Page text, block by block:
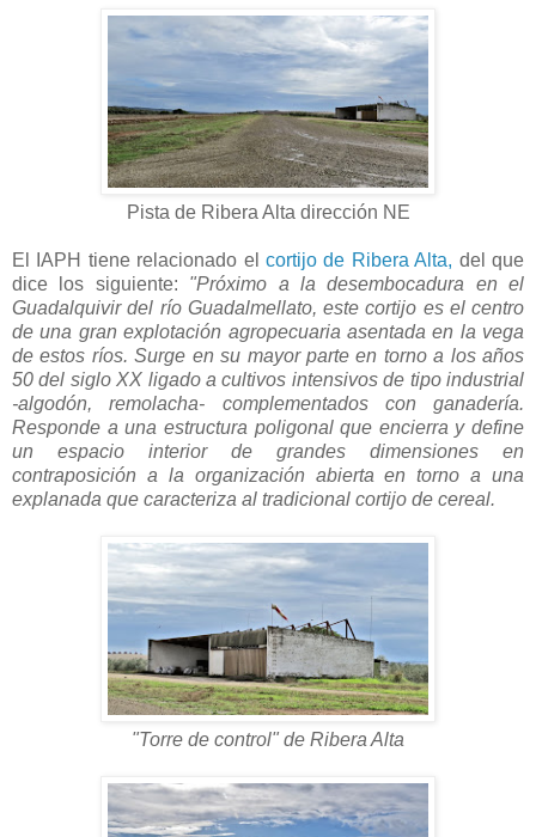
Pista de Ribera Alta dirección NE
El IAPH tiene relacionado el cortijo de Ribera Alta, del que
dice los siguiente: "Próximo a la desembocadura en el
Guadalquivir del río Guadalmellato, este cortijo es el centro
de una gran explotación agropecuaria asentada en la vega
de estos ríos. Surge en su mayor parte en torno a los años
50 del siglo XX ligado a cultivos intensivos de tipo industrial
-algodón, remolacha- complementados con ganadería.
Responde a una estructura poligonal que encierra y define
un espacio interior de grandes dimensiones en
contraposición a la organización abierta en torno a una
explanada que caracteriza al tradicional cortijo de cereal.
"Torre de control" de Ribera Alta